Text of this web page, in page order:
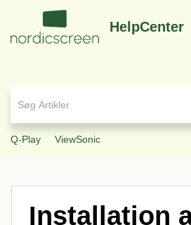
HelpCenter
Q-Play ViewSonic
Installation